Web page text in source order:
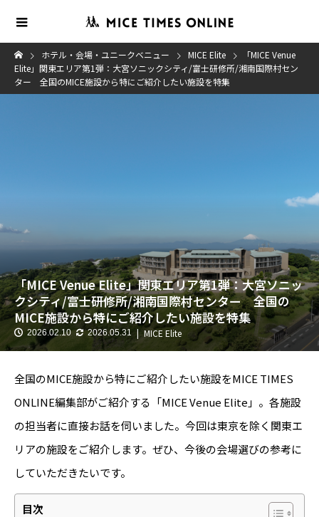
ホテル・会場・ユニークベニュー MICE Elite
「MICE Venue
Elite」関東エリア第1弾：大宮ソニックシティ/富士研修所/湘南国際村セン
ター 全国のMICE施設から特にご紹介したい施設を特集
「MICE Venue Elite」関東エリア第1弾：大宮ソニッ
クシティ/富士研修所/湘南国際村センター 全国の
MICE施設から特にご紹介したい施設を特集
2026.02.10 2026.05.31 MICE Elite
全国のMICE施設から特にご紹介したい施設をMICE TIMES
ONLINE編集部がご紹介する「MICE Venue Elite」。各施設
の担当者に直接お話を伺いました。今回は東京を除く関東エ
リアの施設をご紹介します。ぜひ、今後の会場選びの参考に
していただきたいです。
目次